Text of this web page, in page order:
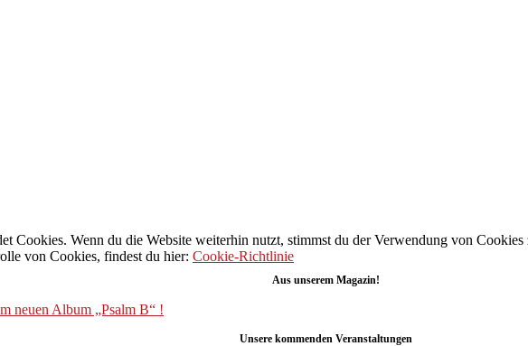
Cookies. Wenn du die Website weiterhin nutzt, stimmst du der Verwendung von Cookies
von Cookies, findest du hier: Cookie-Richtlinie
Aus unserem Magazin!
neuen Album „Psalm B“ !
Unsere kommenden Veranstaltungen